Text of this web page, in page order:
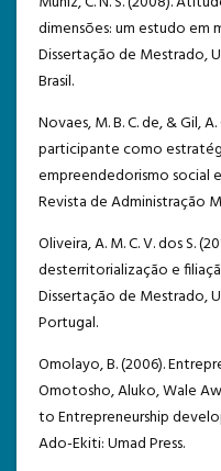
dimensões: um estudo em
Dissertação de Mestrado,
Brasil.
Novaes, M. B. C. de, & Gil,
participante como
empreendedorismo social
Revista de Administração
Oliveira, A. M. C. V. dos S.
desterritorialização e
Dissertação de Mestrado,
Portugal.
Omolayo, B. (2006).
Omotosho, Aluko, Wale
to Entrepreneurship
Ado-Ekiti: Umad Press.